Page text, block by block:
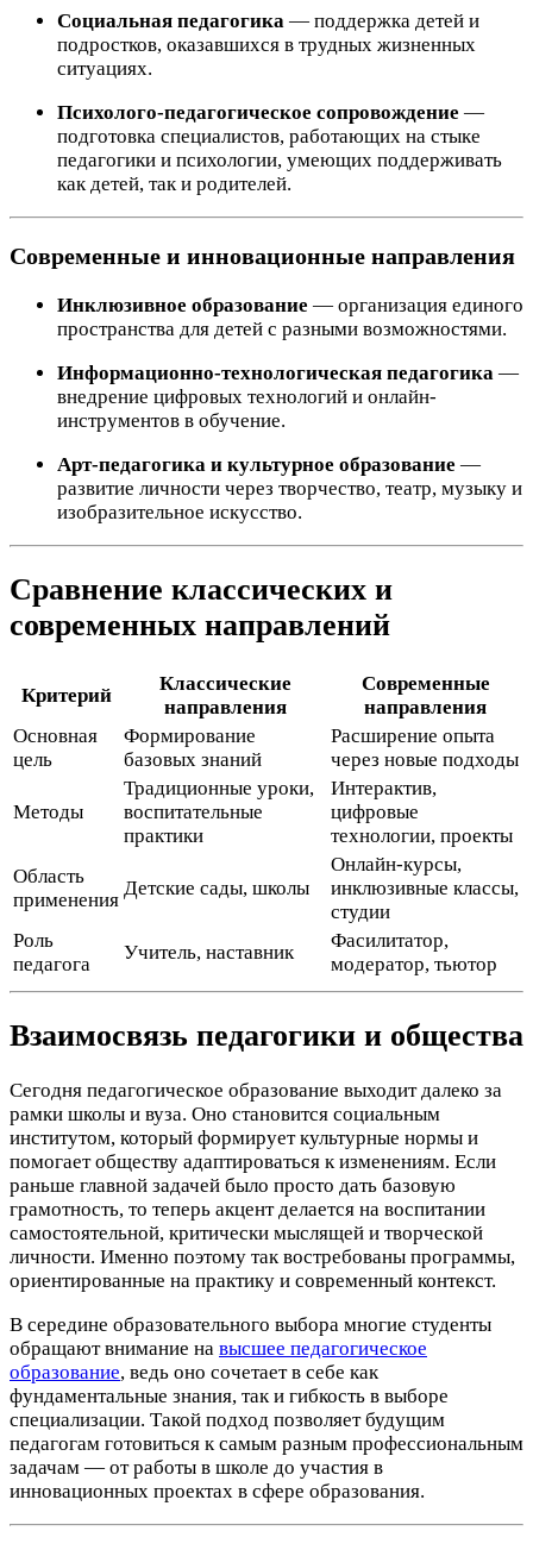
Социальная педагогика ― поддержка детей и
подростков, оказавшихся в трудных жизненных
ситуациях.
Психолого-педагогическое сопровождение ―
подготовка специалистов, работающих на стыке
педагогики и психологии, умеющих поддерживать
как детей, так и родителей.
Современные и инновационные направления
Инклюзивное образование ― организация единого
пространства для детей с разными возможностями.
Информационно-технологическая педагогика ―
внедрение цифровых технологий и онлайн-
инструментов в обучение.
Арт-педагогика и культурное образование ―
развитие личности через творчество, театр, музыку и
изобразительное искусство.
Сравнение классических и
современных направлений
Критерий
Классические
направления
Современные
направления
Основная
цель
Формирование
базовых знаний
Расширение опыта
через новые подходы
Методы
Традиционные уроки,
воспитательные
практики
Интерактив,
цифровые
технологии, проекты
Область
применения
Детские сады, школы
Онлайн-курсы,
инклюзивные классы,
студии
Роль
педагога
Учитель, наставник
Фасилитатор,
модератор, тьютор
Взаимосвязь педагогики и общества
Сегодня педагогическое образование выходит далеко за
рамки школы и вуза. Оно становится социальным
институтом, который формирует культурные нормы и
помогает обществу адаптироваться к изменениям. Если
раньше главной задачей было просто дать базовую
грамотность, то теперь акцент делается на воспитании
самостоятельной, критически мыслящей и творческой
личности. Именно поэтому так востребованы программы,
ориентированные на практику и современный контекст.
В середине образовательного выбора многие студенты
обращают внимание на высшее педагогическое
образование, ведь оно сочетает в себе как
фундаментальные знания, так и гибкость в выборе
специализации. Такой подход позволяет будущим
педагогам готовиться к самым разным профессиональным
задачам ― от работы в школе до участия в
инновационных проектах в сфере образования.